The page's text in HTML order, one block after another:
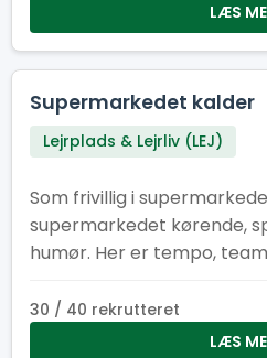
LÆS
Supermarkedet kalder
Lejrplads & Lejrliv (LEJ)
Som frivillig i
supermarkedet kørende,
humør. Her er tempo,
hylderne er fyldt med
30 / 40 rekrutteret
LÆS